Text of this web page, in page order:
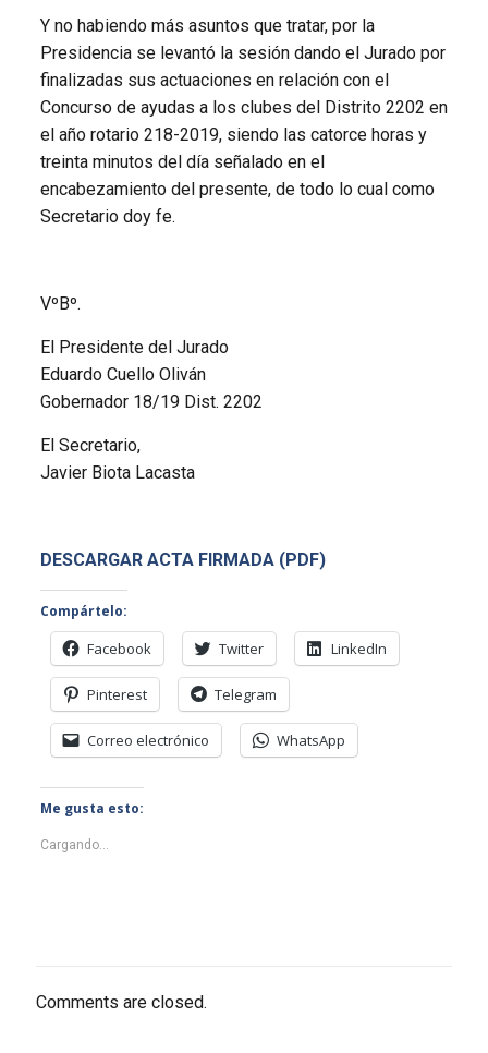
Y no habiendo más asuntos que tratar, por la
Presidencia se levantó la sesión dando el Jurado por
finalizadas sus actuaciones en relación con el
Concurso de ayudas a los clubes del Distrito 2202 en
el año rotario 218-2019, siendo las catorce horas y
treinta minutos del día señalado en el
encabezamiento del presente, de todo lo cual como
Secretario doy fe.
VºBº.
El Presidente del Jurado
Eduardo Cuello Oliván
Gobernador 18/19 Dist. 2202
El Secretario,
Javier Biota Lacasta
DESCARGAR ACTA FIRMADA (PDF)
Compártelo:
Facebook Twitter LinkedIn
Pinterest Telegram
Correo electrónico WhatsApp
Me gusta esto:
Cargando...
Comments are closed.